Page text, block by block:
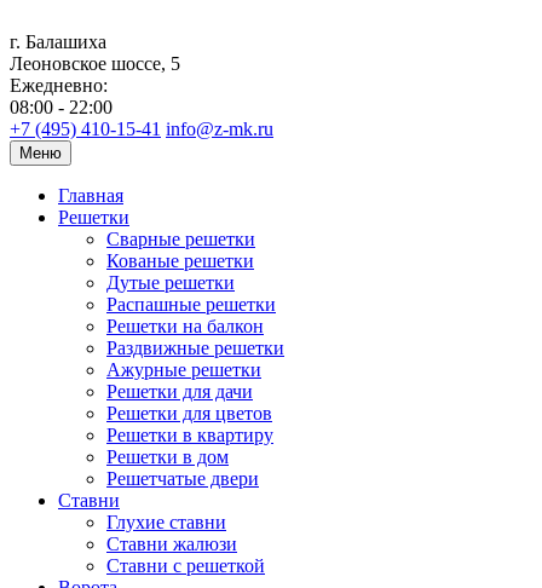
г. Балашиха
Леоновское шоссе, 5
Ежедневно:
08:00 - 22:00
+7 (495) 410-15-41 info@z-mk.ru
Меню
Главная
Решетки
Сварные решетки
Кованые решетки
Дутые решетки
Распашные решетки
Решетки на балкон
Раздвижные решетки
Ажурные решетки
Решетки для дачи
Решетки для цветов
Решетки в квартиру
Решетки в дом
Решетчатые двери
Ставни
Глухие ставни
Ставни жалюзи
Ставни с решеткой